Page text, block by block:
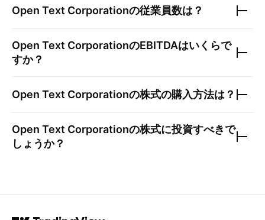
Open Text Corporationの従業員数は？
Open Text CorporationのEBITDAはいくらで
すか？
Open Text Corporationの株式の購入方法は？
Open Text Corporationの株式に投資すべきで
しょうか？